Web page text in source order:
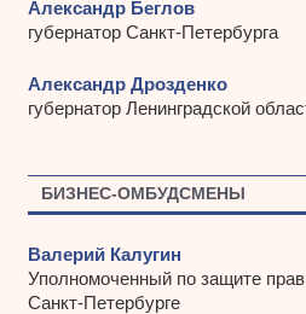
Александр Беглов
губернатор Санкт-Петербурга
Александр Дрозденко
губернатор Ленинградской
БИЗНЕС-ОМБУДСМЕНЫ
Валерий Калугин
Уполномоченный по защите
Санкт-Петербурге